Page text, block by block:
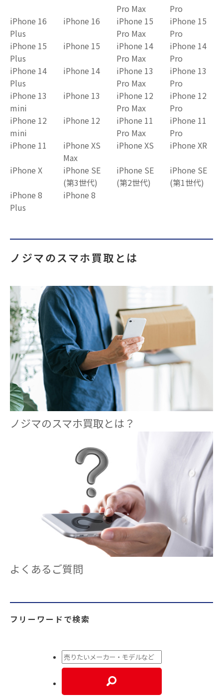
Pro Max
Pro
iPhone 16
Plus
iPhone 16
iPhone 15
Pro Max
iPhone 15
Pro
iPhone 15
Plus
iPhone 15
iPhone 14
Pro Max
iPhone 14
Pro
iPhone 14
Plus
iPhone 14
iPhone 13
Pro Max
iPhone 13
Pro
iPhone 13
mini
iPhone 13
iPhone 12
Pro Max
iPhone 12
Pro
iPhone 12
mini
iPhone 12
iPhone 11
Pro Max
iPhone 11
Pro
iPhone 11
iPhone XS
Max
iPhone XS iPhone XR
iPhone X
iPhone SE
(第3世代)
iPhone SE
(第2世代)
iPhone SE
(第1世代)
iPhone 8
Plus
iPhone 8
ノジマのスマホ買取とは
ノジマのスマホ買取とは？
よくあるご質問
フリーワードで検索